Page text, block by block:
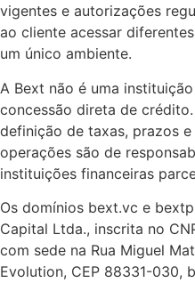
vigentes e autorizações
ao cliente acessar
um único ambiente.
A Bext não é uma
concessão direta de
definição de taxas, prazos
operações são de
instituições financeiras
Os domínios bext.vc e
Capital Ltda., inscrita no
com sede na Rua Miguel
Evolution, CEP 88331-030,